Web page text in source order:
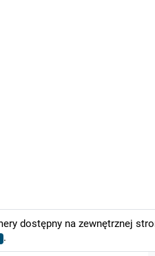
dostępny na zewnętrznej
.